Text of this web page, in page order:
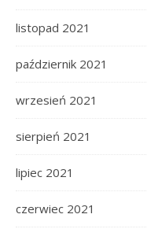
listopad 2021
październik 2021
wrzesień 2021
sierpień 2021
lipiec 2021
czerwiec 2021